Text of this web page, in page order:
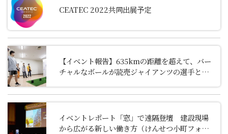
CEATEC 2022共同出展予定
【イベント報告】635kmの距離を超えて、バー
チャルなボールが読売ジャイアンツの選手と子
イベントレポート「窓」で遠隔登壇 建設現場
から広がる新しい働き方（けんせつ小町フォー